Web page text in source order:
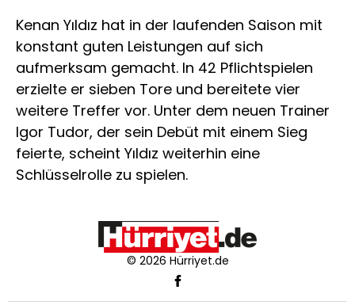
Kenan Yıldız hat in der laufenden Saison mit
konstant guten Leistungen auf sich
aufmerksam gemacht. In 42 Pflichtspielen
erzielte er sieben Tore und bereitete vier
weitere Treffer vor. Unter dem neuen Trainer
Igor Tudor, der sein Debüt mit einem Sieg
feierte, scheint Yıldız weiterhin eine
Schlüsselrolle zu spielen.
© 2026 Hürriyet.de